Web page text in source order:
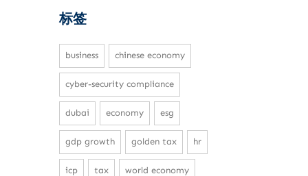
标签
business chinese economy
cyber-security compliance
dubai economy esg
gdp growth golden tax hr
icp tax world economy